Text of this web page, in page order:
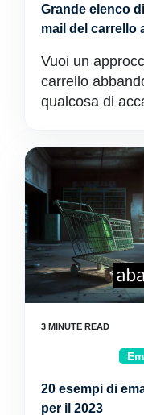
Grande elenco
mail del carrello
Vuoi un
carrello
qualcosa di
20 esempi di
per il 2023